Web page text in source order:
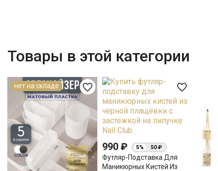
Товары в этой категории
favorite_border
нет на складе favorite_border
990 ₽ 5% 50 ₽
Футляр-Подставка Для
Маникюрных Кистей Из